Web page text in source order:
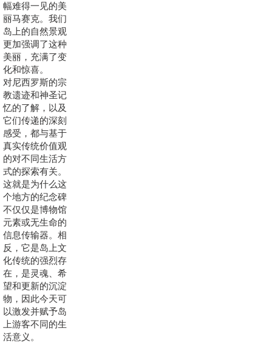
幅难得一见的美
丽马赛克。我们
岛上的自然景观
更加强调了这种
美丽，充满了变
化和惊喜。
对尼西罗斯的宗
教遗迹和神圣记
忆的了解，以及
它们传递的深刻
感受，都与基于
真实传统价值观
的对不同生活方
式的探索有关。
这就是为什么这
个地方的纪念碑
不仅仅是博物馆
元素或无生命的
信息传输器。相
反，它是岛上文
化传统的强烈存
在，是灵魂、希
望和更新的沉淀
物，因此今天可
以激发并赋予岛
上游客不同的生
活意义。